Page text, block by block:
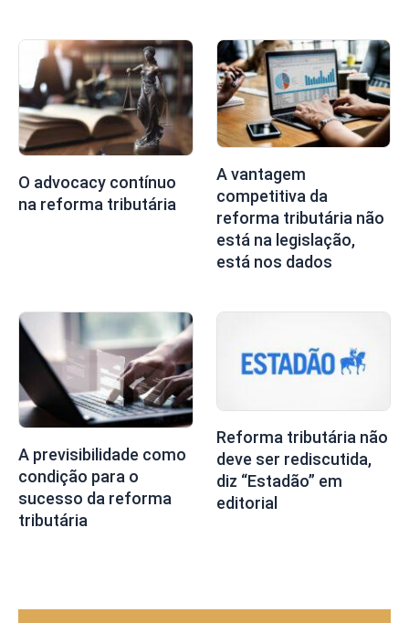
O advocacy contínuo
na reforma tributária
A vantagem
competitiva da
reforma tributária não
está na legislação,
está nos dados
A previsibilidade como
condição para o
sucesso da reforma
tributária
Reforma tributária não
deve ser rediscutida,
diz “Estadão” em
editorial